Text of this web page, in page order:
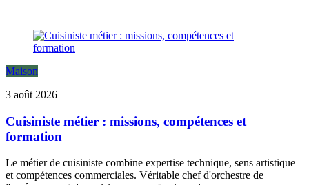
Maison
3 août 2026
Cuisiniste métier : missions, compétences et
formation
Le métier de cuisiniste combine expertise technique, sens artistique
et compétences commerciales. Véritable chef d'orchestre de